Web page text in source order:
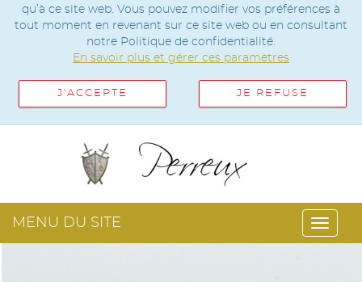
qu’à ce site web. Vous pouvez modifier vos préférences à
tout moment en revenant sur ce site web ou en consultant
notre Politique de confidentialité.
En savoir plus et gérer ces paramètres
J'ACCEPTE JE REFUSE
MENU DU SITE